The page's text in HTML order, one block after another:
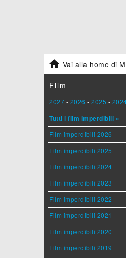
 Vai alla home di
Film
2027 - 2026 - 2025 -
Tutti i film imperdibili »
Film imperdibili 2026
Film imperdibili 2025
Film imperdibili 2024
Film imperdibili 2023
Film imperdibili 2022
Film imperdibili 2021
Film imperdibili 2020
Film imperdibili 2019